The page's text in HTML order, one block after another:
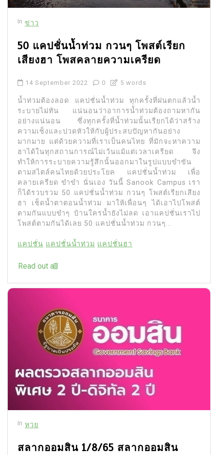
In ข่าว
50 แคปชั่นน้ำท่วม กวนๆ โพสต์เรียก
เสียงฮา โพสคลายความเครียด
14 September 2022 0 5 words
น้ำท่วมต้องลอด แคปชั่นน้ำท่วม ทุกครั้งที่ฝนตกแล้วน้ำ
ระบายไม่ทัน แน่นอนว่าอาการน้ำท่วมต้องถามหากัน
อย่างแน่นอน ซึ่งทุกครั้งที่น้ำท่วมนั้นเรียกได้ว่าสร้าง
ความเซ็งและปวดหัวให้กับผู้ประสบปัญหากันอย่าง
มากมาย แต่ด้วยความที่เราเป็นคนไทย ที่มักจะหาความ
ฮาได้ในทุกสถานการณ์ไม่เว้นแม้แต่เวลาเครียด จึง
ทำให้การระบายความรู้สึกนั้นออกมาในรูปแบบขำขัน
ตามสไตล์คนไทยด้วยประโยค แคปชั่นน้ำท่วม เพื่อ
คลายเครียด ขำขำ นั่นเอง วันนี้ Sanook Campus เรา
ก็ได้รวบรวม 50 แคปชั่นน้ำท่วม กวนๆ โพสต์เรียกเสียง
ฮา เช็ดน้ำตาตอนน้ำท่วม มาให้เพื่อนๆ ได้เอาไปโพสต์
ตามกันแบบขำๆ บ้านใครน้ำยังไม่ลด เอาแคปชั่นเราไป
โพสต์ตามกันได้เลย 50 แคปชั่นน้ำท่วม กวนๆ...
แคปชั่น แคปชั่นน้ำท่วม แคปชั่นฮา
Read out all
In หวย
สลากออมสิน 1/8/65 สลากออมสิน